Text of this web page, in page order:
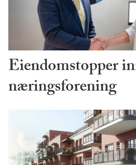
Eiendomstopper
næringsforening